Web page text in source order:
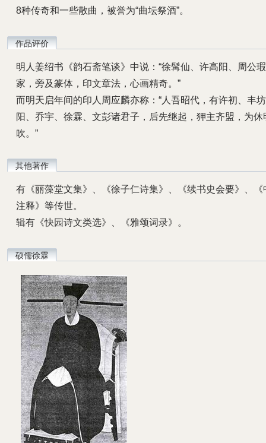
8种传奇和一些散曲，被誉为“曲坛祭酒”。
作品评价
明人姜绍书《韵石斋笔谈》中说：“徐髯仙、许高阳、周公
家，旁及篆体，印文章法，心画精奇。”
而明天启年间的印人周应麟亦称：“人吾昭代，有许初、丰
阳、乔宇、徐霖、文彭诸君子，后先继起，狎主齐盟，为休
吹。”
其他著作
有《丽藻堂文集》、《徐子仁诗集》、《续书史会要》、《
注释》等传世。
辑有《快园诗文类选》、《雅颂词录》。
硕儒徐霖